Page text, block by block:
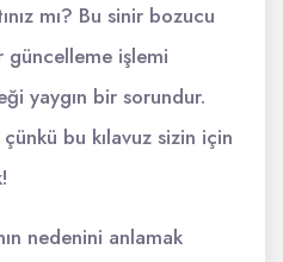
mı? Bu sinir bozucu
güncelleme işlemi
yaygın bir sorundur.
bu kılavuz sizin için
nedenini anlamak